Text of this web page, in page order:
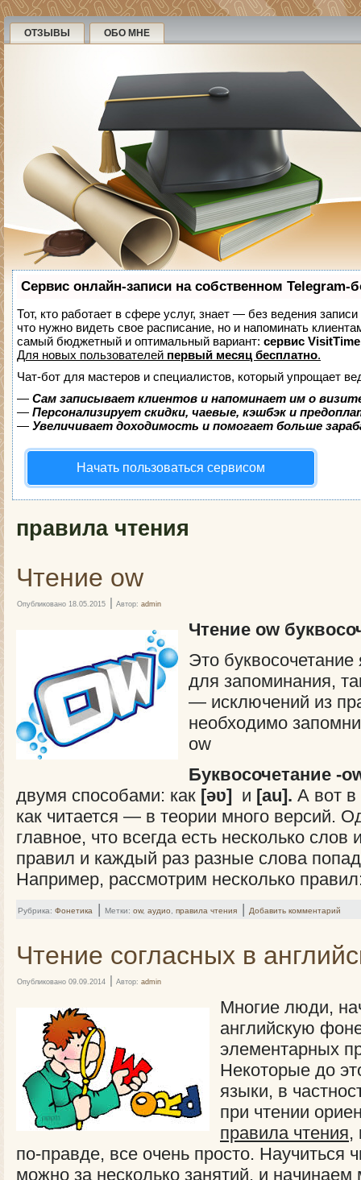
ОТЗЫВЫ ОБО МНЕ
Сервис онлайн-записи на собственном Telegram-
Тот, кто работает в сфере услуг, знает — без ведения
что нужно видеть свое расписание, но и напоминать
самый бюджетный и оптимальный вариант: сервис
Для новых пользователей первый месяц бесплатно.
Чат-бот для мастеров и специалистов, который упрощает
— Сам записывает клиентов и напоминает им о
— Персонализирует скидки, чаевые, кэшбэк и
— Увеличивает доходимость и помогает больше
Начать пользоваться сервисом
правила чтения
Чтение ow
Опубликовано 18.05.2015 | Автор: admin
Чтение ow
Это
для запоминания,
— исключений из
необходимо
ow
Буквосочетание -
двумя способами: как [əʋ] и [au]. А вот в
как читается — в теории много версий.
главное, что всегда есть несколько слов
правил и каждый раз разные слова
Например, рассмотрим несколько
Рубрика: Фонетика | Метки: ow, аудио правила чтения | Добавить комментарий
Чтение согласных в
Опубликовано 09.09.2014 | Автор: admin
Многие люди,
английскую
элементарных
Некоторые до
языки, в
при чтении
правила чтения,
по-правде, все очень просто. Научиться
можно за несколько занятий, и